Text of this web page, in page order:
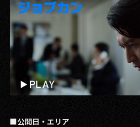
■公開日・エリア